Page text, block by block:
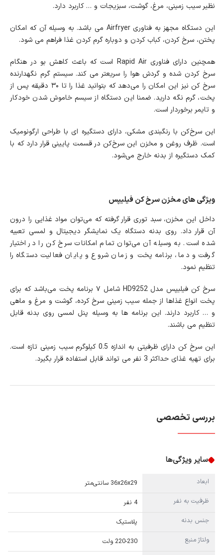
نظیر سیب زمینی، مرغ، گوشت، سبزیجات و … کاربرد دارد.
این دستگاه مجهز به فناوری Airfryer می باشد. به وسیله آن که امکان
پختن، سرخ کردن، کباب کردن و دوباره گرم کردن غذا فراهم می شود.
همچنین دارای فناوری Rapid Air است که باعث کاهش بو در هنگام
سرخ کردن شده و گردش هوا را سریعتر می کند. سیستم گرم نگهدارنده
سرخ کن نیز این امکان را می‌دهد که بتوانید غذا را تا ۳۰ دقیقه پس از
پخت، گرم نگه دارید. ضمنا این دستگاه از سیسم خاموش شدن خودکار
و تایمر برخوردار است.
این سرخ‌کن با رنگبندی مشکی، دارای دستگیره ای با طراحی ارگونومیک
است. ظرف روغن و مخزن این سرخ‌کن در قسمت پایینی قرار دارد که با
کمک دستگیره از بدنه خارج می‌شود.
ویژگی های مخزن سرخ کن فیلیپس
داخل این مخزن، سبد توری قرار گرفته که می‌توان مواد غذایی را درون
آن قرار داد. روی بدنه دستگاه یک نمایشگر دیجیتال و لمسی تعبیه
شده است. به وسیله آن می‌توان تمام امکانات سرخ کن را در اختیار
گرفت و دما، برنامه پخت و زمان شروع و پایان فعالیت دستگاه را
تنظیم نمود.
سرخ کن فیلیپس مدل HD9252 شامل ۷ برنامه پخت می‌باشد که برای
پخت انواع غذاها از جمله سیب زمینی سرخ کرده، گوشت و مرغ و ماهی
و … کاربرد دارند. این برنامه ها به وسیله پنل لمسی روی بدنه قابل
تنظیم می باشند.
این سرخ کن دارای ظرفیتی به اندازه 0.5 کیلوگرم سیب زمینی تازه است.
برای تهیه غذای حداکثر 3 نفر می تواند قابل استفاده قرار بگیرد.
بررسی تخصصی
سایر ویژگی‌ها
ابعاد
36x26x29 سانتی‌متر
ظرفیت به نفر
4 نفر
جنس بدنه
پلاستیک
ولتاژ منبع
220-230 ولت